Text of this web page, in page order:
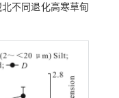
北不同退化高寒草甸